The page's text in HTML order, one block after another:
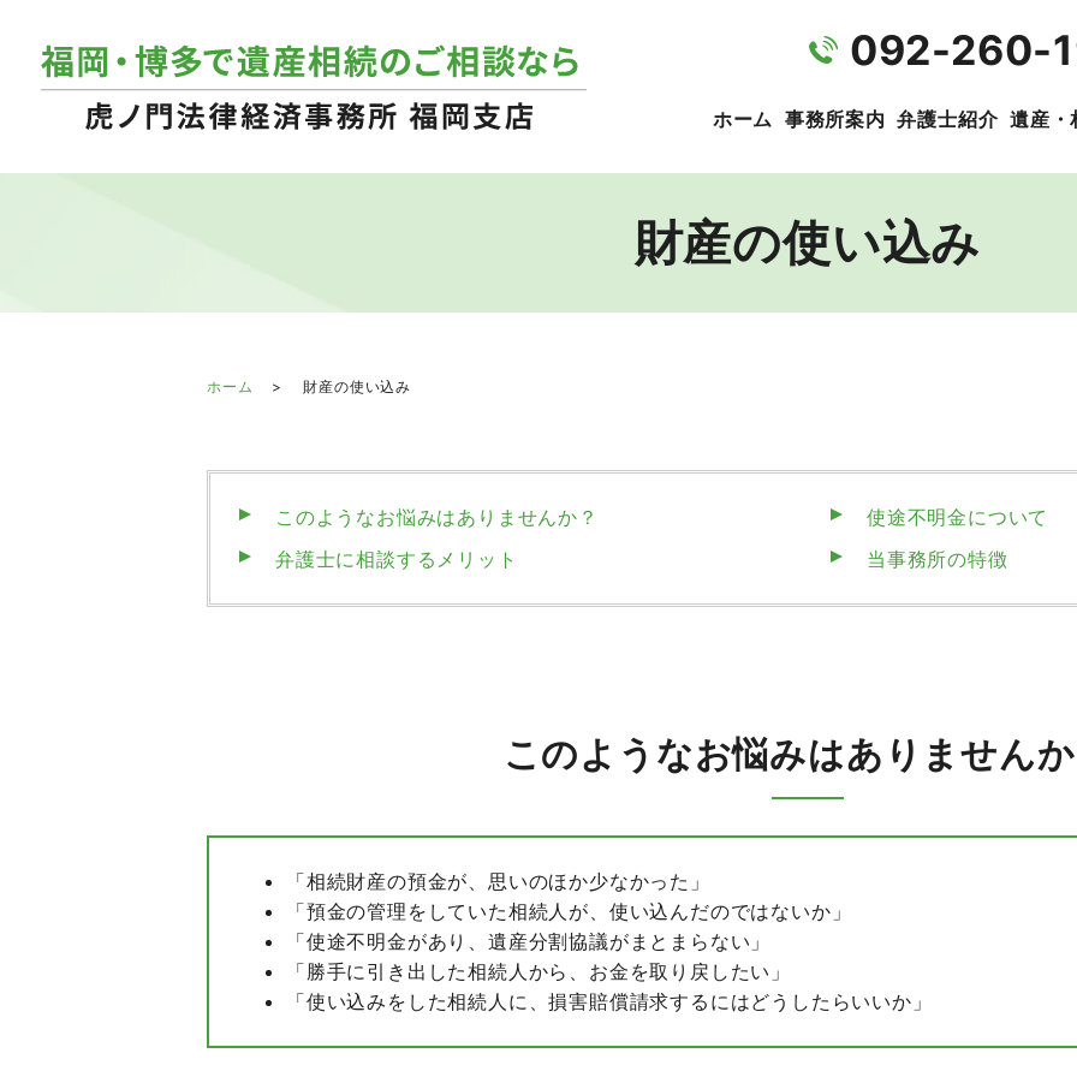
ホーム 事務所案内 弁護士紹介 遺産・
092-260-
財産の使い込み
ホーム 財産の使い込み
このようなお悩みはありませんか？
使途不明金について
弁護士に相談するメリット
当事務所の特徴
このようなお悩みはありません
「相続財産の預金が、思いのほか少なかった」
「預金の管理をしていた相続人が、使い込んだのではないか」
「使途不明金があり、遺産分割協議がまとまらない」
「勝手に引き出した相続人から、お金を取り戻したい」
「使い込みをした相続人に、損害賠償請求するにはどうしたらいいか」